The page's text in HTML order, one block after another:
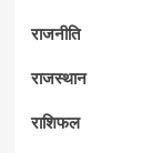
राजनीति
राजस्थान
राशिफल